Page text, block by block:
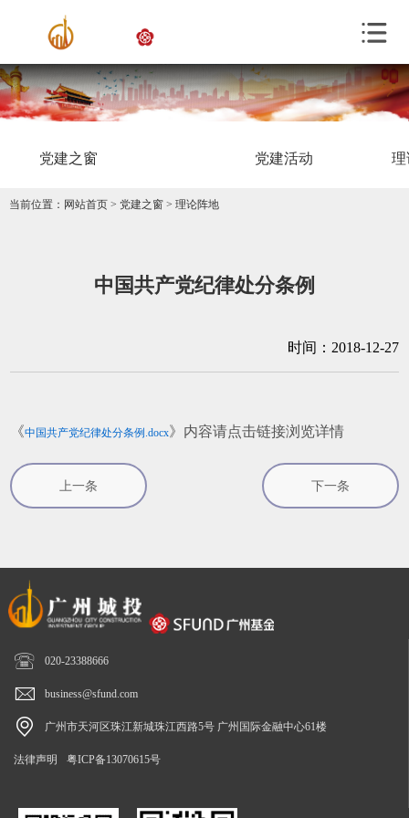
党建之窗 党建活动 理
当前位置： 网站首页 > 党建之窗 > 理论阵地
中国共产党纪律处分条例
时间：2018-12-27
《中国共产党纪律处分条例.docx》内容请点击链接浏览详情
上一条 下一条
 020-23388666
 business@sfund.com
 广州市天河区珠江新城珠江西路5号 广州国际金融中心61楼
法律声明 粤ICP备13070615号